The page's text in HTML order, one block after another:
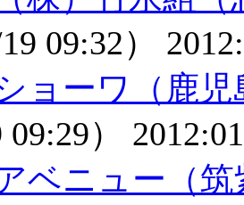
19 09:32）
ショーワ（鹿
09:29）
アベニュー（